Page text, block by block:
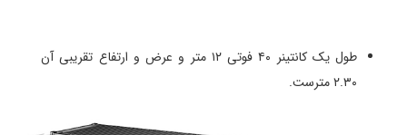
طول یک کانتینر ۴۰ فوتی ۱۲ متر و عرض و ارتفاع تقریبی آن
۲.۳۰ مترست.